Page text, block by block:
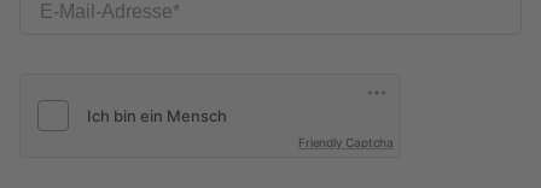
E-Mail-Adresse
Friendly Captcha